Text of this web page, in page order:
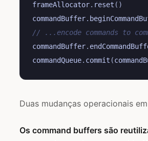
frameAllocator. reset ()
commandBuffer.
// ...encode commands to
commandBuffer.
commandQueue. commit (
Duas mudanças operacionais
Os command buffers são